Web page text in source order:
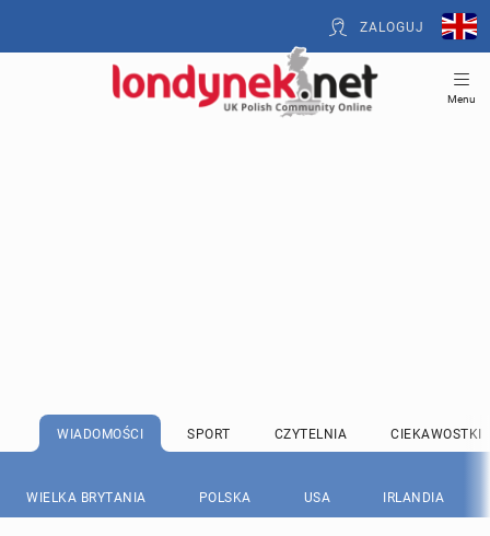
ZALOGUJ
Menu
WIADOMOŚCI SPORT CZYTELNIA CIEKAWOSTKI
WIELKA BRYTANIA POLSKA USA IRLANDIA